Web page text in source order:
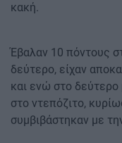
κακή.
Έβαλαν 10 πόντους
δεύτερο, είχαν
και ενώ στο δεύτερο
στο ντεπόζιτο,
συμβιβάστηκαν με